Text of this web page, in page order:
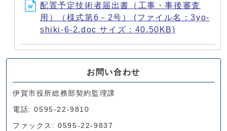
配置予定技術者届出書（工事・事後審査
用）（様式第6－2号） (ファイル名：3yo-
shiki-6-2.doc サイズ：40.50KB)
お問い合わせ
伊賀市役所総務部契約監理課
電話: 0595-22-9810
ファックス: 0595-22-9837